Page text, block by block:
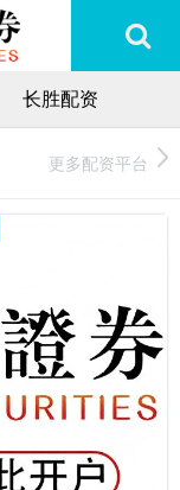
长胜配资
更多配资平台